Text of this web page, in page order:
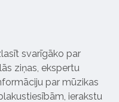
svarīgāko par
ziņas, ekspertu
par mūzikas
ierakstu